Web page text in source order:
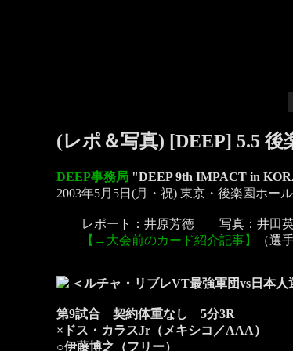
(レポ＆写真) [DEEP] 5.5
DEEP事務局 "DEEP 9th IMPACT in
2003年5月5日(月・祝) 東京・後楽園ホール
レポート：井原芳徳 写真：井
【→大会前のカード紹介記事】
（選
＜ルチャ・リブレVT最強軍団vs日本
第9試合 契約体重なし 5分3R
×ドス・カラスJr（メキシコ／AAA）
○伊藤博之（フリー）